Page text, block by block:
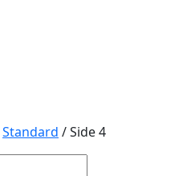
Standard / Side 4